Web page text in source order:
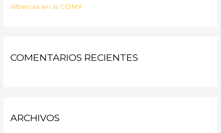
Albercas en la CDMX
COMENTARIOS RECIENTES
ARCHIVOS